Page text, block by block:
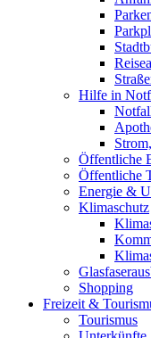
Hilfe in
Öffentliche
Öffentliche
Energie &
Klimaschutz
Shopping
Freizeit &
Tourismus